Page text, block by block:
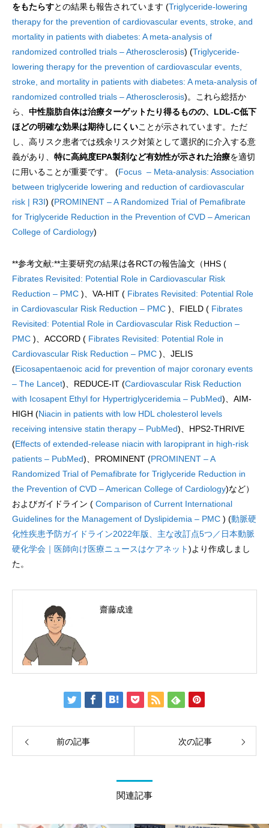
をもたらすとの結果も報告されています (Triglyceride-lowering
therapy for the prevention of cardiovascular events, stroke, and
mortality in patients with diabetes: A meta-analysis of
randomized controlled trials – Atherosclerosis) (Triglyceride-
lowering therapy for the prevention of cardiovascular events,
stroke, and mortality in patients with diabetes: A meta-analysis of
randomized controlled trials – Atherosclerosis)。これら総括か
ら、 中性脂肪自体は治療ターゲットたり得るものの、LDL-C低下
ほどの明確な効果は期待しにくいことが示されています。ただ
し、高リスク患者では残余リスク対策として選択的に介入する意
義があり、 特に高純度EPA製剤など有効性が示された治療を適切
に用いることが重要です。 (Focus – Meta-analysis: Association
between triglyceride lowering and reduction of cardiovascular
risk | R3I) (PROMINENT – A Randomized Trial of Pemafibrate
for Triglyceride Reduction in the Prevention of CVD – American
College of Cardiology)
**参考文献:**主要研究の結果は各RCTの報告論文（HHS (
Fibrates Revisited: Potential Role in Cardiovascular Risk
Reduction – PMC )、VA-HIT ( Fibrates Revisited: Potential Role
in Cardiovascular Risk Reduction – PMC )、FIELD ( Fibrates
Revisited: Potential Role in Cardiovascular Risk Reduction –
PMC )、ACCORD ( Fibrates Revisited: Potential Role in
Cardiovascular Risk Reduction – PMC )、JELIS
(Eicosapentaenoic acid for prevention of major coronary events
– The Lancet)、REDUCE-IT (Cardiovascular Risk Reduction
with Icosapent Ethyl for Hypertriglyceridemia – PubMed)、AIM-
HIGH (Niacin in patients with low HDL cholesterol levels
receiving intensive statin therapy – PubMed)、HPS2-THRIVE
(Effects of extended-release niacin with laropiprant in high-risk
patients – PubMed)、PROMINENT (PROMINENT – A
Randomized Trial of Pemafibrate for Triglyceride Reduction in
the Prevention of CVD – American College of Cardiology)など）
およびガイドライン ( Comparison of Current International
Guidelines for the Management of Dyslipidemia – PMC ) (動脈硬
化性疾患予防ガイドライン2022年版、主な改訂点5つ／日本動脈
硬化学会｜医師向け医療ニュースはケアネット)より作成しまし
た。
齋藤成達
前の記事 次の記事
関連記事